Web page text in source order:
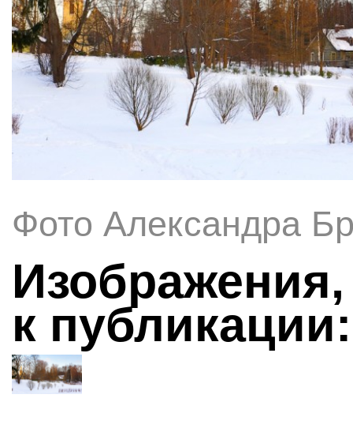
Фото Александра
к публикации: